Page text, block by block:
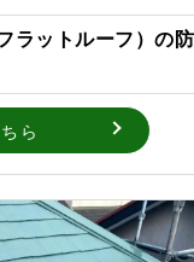
ラットルーフ）の
ら